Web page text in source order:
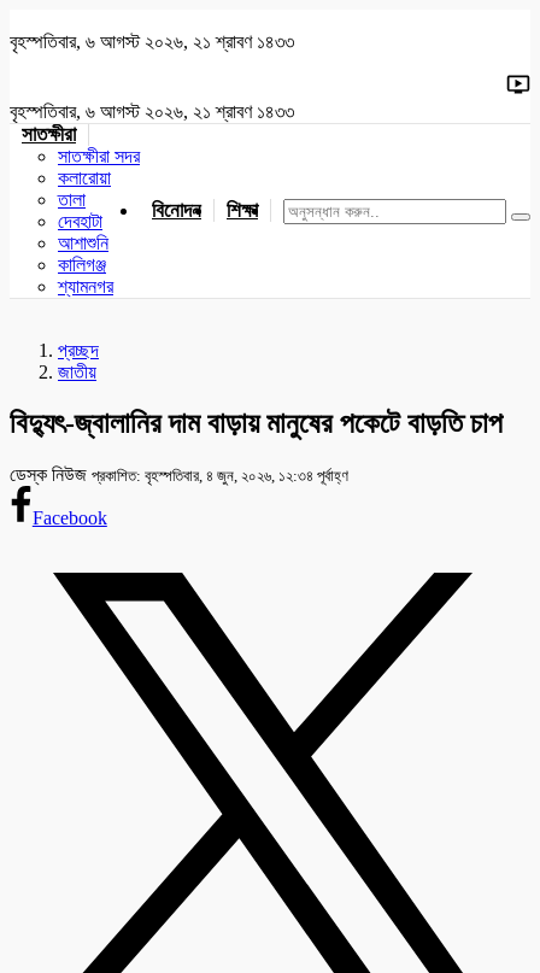
বৃহস্পতিবার, ৬ আগস্ট ২০২৬, ২১ শ্রাবণ ১৪৩৩
বৃহস্পতিবার, ৬ আগস্ট ২০২৬, ২১ শ্রাবণ ১৪৩৩
সাতক্ষীরা
সাতক্ষীরা সদর
কলারোয়া
তালা
দেবহাটা
আশাশুনি
কালিগঞ্জ
শ্যামনগর
বিনোদন শিক্ষা খেলাধুলা জাতীয় যশোর
প্রচ্ছদ
জাতীয়
বিদ্যুৎ-জ্বালানির দাম বাড়ায় মানুষের পকেটে বাড়তি চাপ
ডেস্ক নিউজ প্রকাশিত: বৃহস্পতিবার, ৪ জুন, ২০২৬, ১২:৩৪ পূর্বাহ্ণ
Facebook